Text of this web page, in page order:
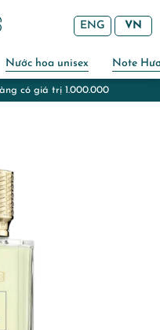
Nước hoa unisex Note
ENG VN
có giá trị 1.000.000